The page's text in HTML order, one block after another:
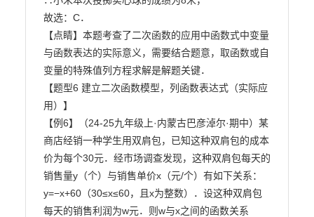
故选：C．
【点睛】本题考查了二次函数的应用中函数式中变量
与函数表达的实际意义，需要结合题意，取函数或自
变量的特殊值列方程求解是解题关键．
【题型6 建立二次函数模型，列函数表达式（实际应
用）】
【例6】（24-25九年级上·内蒙古巴彦淖尔·期中）某
商店经销一种学生用双肩包，已知这种双肩包的成本
价为每个30元．经市场调查发现，这种双肩包每天的
销售量y（个）与销售单价x（元/个）有如下关系：
y=−x+60（30≤x≤60，且x为整数）．设这种双肩包
每天的销售利润为w元．则w与x之间的函数关系